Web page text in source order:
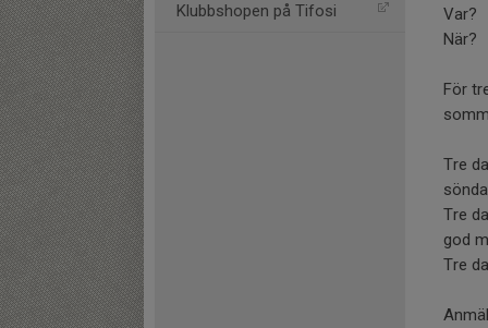
Klubbshopen på Tifosi
Var?
När?
För
Tre
Tre
god
Tre